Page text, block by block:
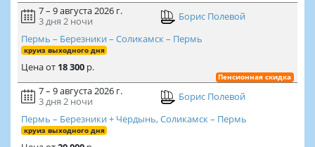
7 – 9 августа 2026 г.
3 дня 2 ночи
Борис Полевой
Пермь – Березники – Соликамск – Пермь
круиз выходного дня
Ценаот 18 300р.
Пенсионная скидка
7 – 9 августа 2026 г.
3 дня 2 ночи
Борис Полевой
Пермь – Березники + Чердынь, Соликамск – Пермь
круиз выходного дня